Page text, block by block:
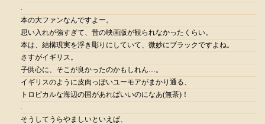
.
本の大ファンなんですよー。
思い入れが強すぎて、昔の映画版が観られなかったくらい。
本は、結構現実を浮き彫りにしていて、微妙にブラックですよね。
さすがイギリス。
子供心に、そこが良かったのかもしれん…。
イギリスのように皮肉っぽいユーモアがまかり通る、
トロピカルな海辺の国があればいいのになあ(無茶)！
.
そうしてうらやましいといえば、